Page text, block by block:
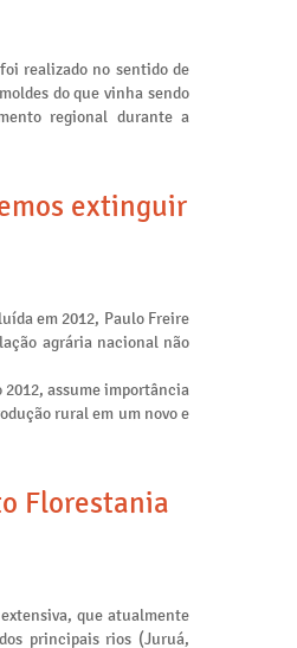
realizado no sentido de
do que vinha sendo
regional durante a
extinguir
em 2012, Paulo Freire
agrária nacional não
assume importância
rural em um novo e
Florestania
que atualmente
principais rios (Juruá,